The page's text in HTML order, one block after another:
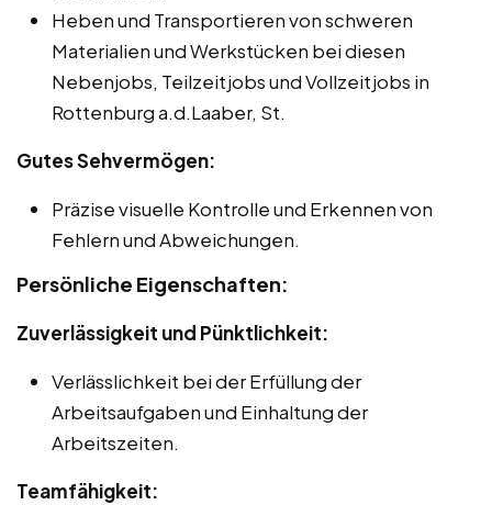
Heben und Transportieren von schweren
Materialien und Werkstücken bei diesen
Nebenjobs, Teilzeitjobs und Vollzeitjobs in
Rottenburg a.d.Laaber, St.
Gutes Sehvermögen:
Präzise visuelle Kontrolle und Erkennen von
Fehlern und Abweichungen.
Persönliche Eigenschaften:
Zuverlässigkeit und Pünktlichkeit:
Verlässlichkeit bei der Erfüllung der
Arbeitsaufgaben und Einhaltung der
Arbeitszeiten.
Teamfähigkeit: